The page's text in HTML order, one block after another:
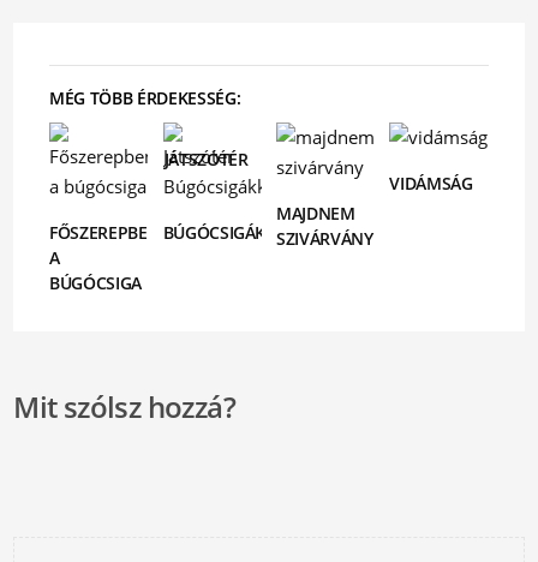
MÉG TÖBB ÉRDEKESSÉG:
FŐSZEREPBEN
A
BÚGÓCSIGA
JÁTSZÓTÉR
BÚGÓCSIGÁKKAL
MAJDNEM
SZIVÁRVÁNY
VIDÁMSÁG
Mit szólsz hozzá?